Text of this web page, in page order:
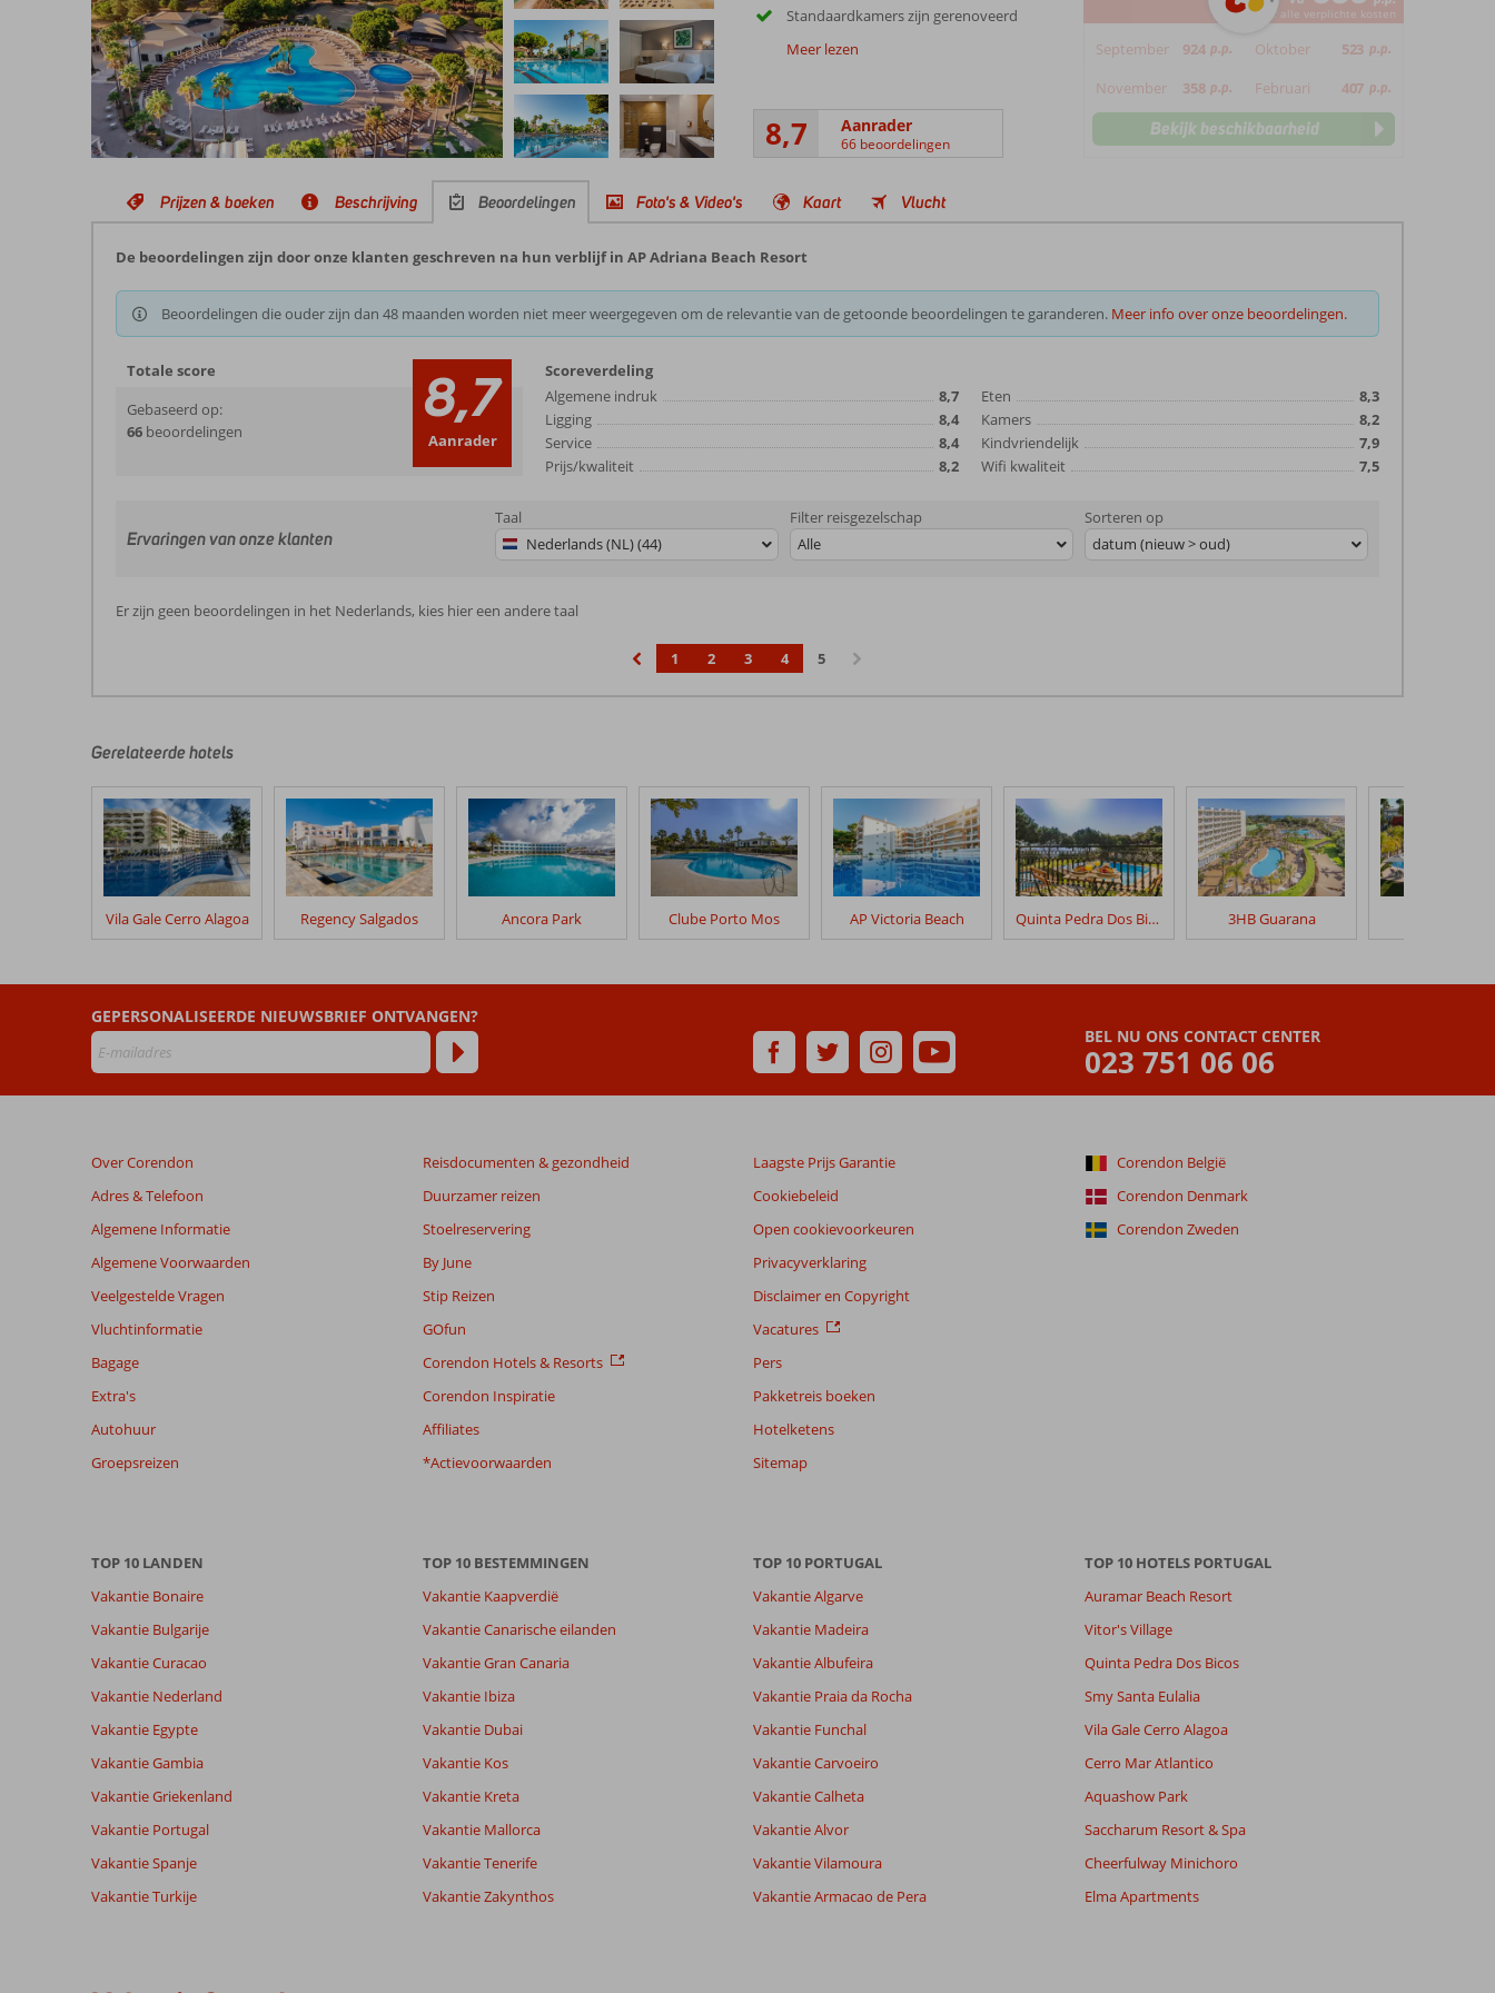
Standaardkamers zijn gerenoveerd
Meer lezen
8,7 Aanrader
66 beoordelingen
*incl. alle verplichte kosten
September 924 p.p. Oktober 523 p.p.
November 358 p.p. Februari 407 p.p.
Bekijk beschikbaarheid
Prijzen & boeken Beschrijving Beoordelingen Foto's & Video's Kaart Vlucht
De beoordelingen zijn door onze klanten geschreven na hun verblijf in AP Adriana Beach Resort
Beoordelingen die ouder zijn dan 48 maanden worden niet meer weergegeven om de relevantie van de getoonde beoordelingen te garanderen. Meer info over onze beoordelingen.
Totale score
Gebaseerd op:
66 beoordelingen 8,7
Aanrader
Scoreverdeling
Algemene indruk
8,7
Ligging
8,4
Service
8,4
Prijs/kwaliteit
8,2
Eten
8,3
Kamers
8,2
Kindvriendelijk
7,9
Wifi kwaliteit
7,5
Ervaringen van onze klanten
Taal
Nederlands (NL) (44)
Filter reisgezelschap
Alle
Sorteren op
datum (nieuw > oud)
Er zijn geen beoordelingen in het Nederlands, kies hier een andere taal
1 2 3 4
5
Gerelateerde hotels
Vila Gale Cerro Alagoa Regency Salgados Ancora Park Clube Porto Mos AP Victoria Beach Quinta Pedra Dos Bicos 3HB Guarana
BEL NU ONS CONTACT CENTER
023 751 06 06
GEPERSONALISEERDE NIEUWSBRIEF ONTVANGEN?
Over Corendon
Adres & Telefoon
Algemene Informatie
Algemene Voorwaarden
Veelgestelde Vragen
Vluchtinformatie
Bagage
Extra's
Autohuur
Groepsreizen
Reisdocumenten & gezondheid
Duurzamer reizen
Stoelreservering
By June
Stip Reizen
GOfun
Corendon Hotels & Resorts
Corendon Inspiratie
Affiliates
*Actievoorwaarden
Laagste Prijs Garantie
Cookiebeleid
Open cookievoorkeuren
Privacyverklaring
Disclaimer en Copyright
Vacatures
Pers
Pakketreis boeken
Hotelketens
Sitemap
Corendon België
Corendon Denmark
Corendon Zweden
TOP 10 LANDEN
Vakantie Bonaire
Vakantie Bulgarije
Vakantie Curacao
Vakantie Nederland
Vakantie Egypte
Vakantie Gambia
Vakantie Griekenland
Vakantie Portugal
Vakantie Spanje
Vakantie Turkije
TOP 10 BESTEMMINGEN
Vakantie Kaapverdië
Vakantie Canarische eilanden
Vakantie Gran Canaria
Vakantie Ibiza
Vakantie Dubai
Vakantie Kos
Vakantie Kreta
Vakantie Mallorca
Vakantie Tenerife
Vakantie Zakynthos
TOP 10 PORTUGAL
Vakantie Algarve
Vakantie Madeira
Vakantie Albufeira
Vakantie Praia da Rocha
Vakantie Funchal
Vakantie Carvoeiro
Vakantie Calheta
Vakantie Alvor
Vakantie Vilamoura
Vakantie Armacao de Pera
TOP 10 HOTELS PORTUGAL
Auramar Beach Resort
Vitor's Village
Quinta Pedra Dos Bicos
Smy Santa Eulalia
Vila Gale Cerro Alagoa
Cerro Mar Atlantico
Aquashow Park
Saccharum Resort & Spa
Cheerfulway Minichoro
Elma Apartments